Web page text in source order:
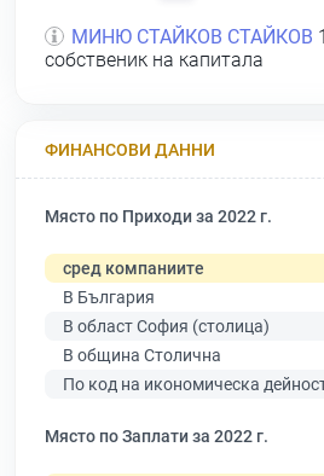
МИНЮ СТАЙКОВ СТАЙКОВ
собственик на капитала
ФИНАНСОВИ ДАННИ
Място по Приходи за 2022 г.
сред компаниите
В България
В област София (столица)
В община Столична
По код на икономическа
Място по Заплати за 2022 г.